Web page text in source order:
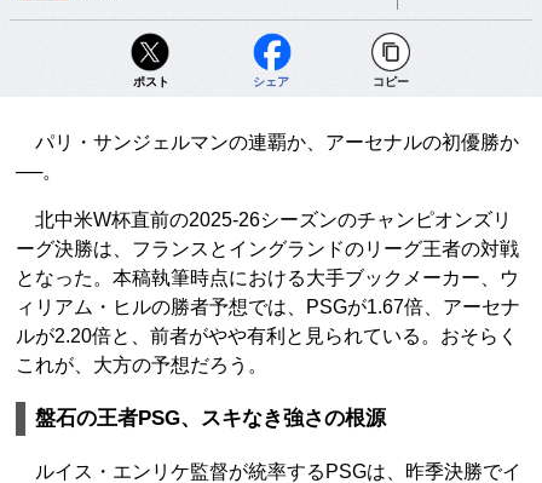
ポスト シェア コピー
パリ・サンジェルマンの連覇か、アーセナルの初優勝か
──。
北中米W杯直前の2025-26シーズンのチャンピオンズリ
ーグ決勝は、フランスとイングランドのリーグ王者の対戦
となった。本稿執筆時点における大手ブックメーカー、ウ
ィリアム・ヒルの勝者予想では、PSGが1.67倍、アーセナ
ルが2.20倍と、前者がやや有利と見られている。おそらく
これが、大方の予想だろう。
盤石の王者PSG、スキなき強さの根源
ルイス・エンリケ監督が統率するPSGは、昨季決勝でイ